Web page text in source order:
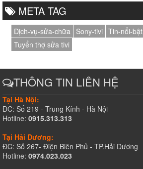
META TAG
Dịch-vụ-sửa-chữa Sony-tivi Tin-nổi-bật
Tuyển thợ sửa tivi
THÔNG TIN LIÊN HỆ
Tại Hà Nội:
ĐC: Số 219 - Trung Kính - Hà Nội
Hotline: 0915.313.313
Tại Hải Dương:
ĐC: Số 267- Điện Biên Phủ - TP.Hải Dương
Hotline: 0974.023.023